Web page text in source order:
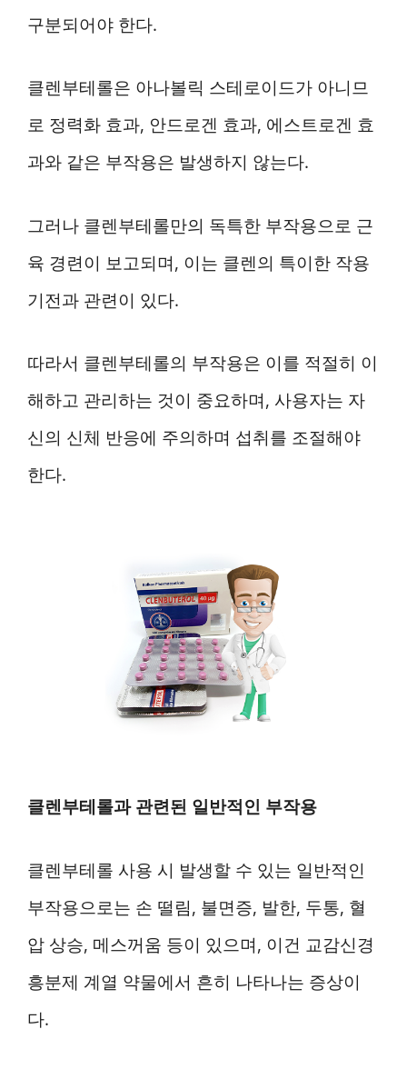
구분되어야 한다.
클렌부테롤은 아나볼릭 스테로이드가 아니므
로 정력화 효과, 안드로겐 효과, 에스트로겐 효
과와 같은 부작용은 발생하지 않는다.
그러나 클렌부테롤만의 독특한 부작용으로 근
육 경련이 보고되며, 이는 클렌의 특이한 작용
기전과 관련이 있다.
따라서 클렌부테롤의 부작용은 이를 적절히 이
해하고 관리하는 것이 중요하며, 사용자는 자
신의 신체 반응에 주의하며 섭취를 조절해야
한다.
클렌부테롤과 관련된 일반적인 부작용
클렌부테롤 사용 시 발생할 수 있는 일반적인
부작용으로는 손 떨림, 불면증, 발한, 두통, 혈
압 상승, 메스꺼움 등이 있으며, 이건 교감신경
흥분제 계열 약물에서 흔히 나타나는 증상이
다.